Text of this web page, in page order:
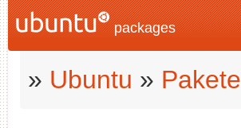
packages
» Ubuntu » Pakete